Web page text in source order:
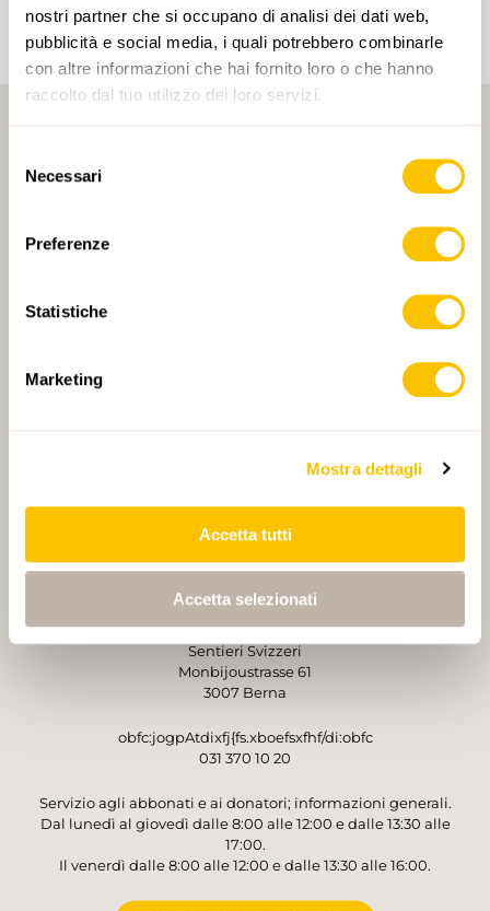
nostri partner che si occupano di analisi dei dati web,
pubblicità e social media, i quali potrebbero combinarle
con altre informazioni che hai fornito loro o che hanno
raccolto dal tuo utilizzo dei loro servizi.
delNecessari
Preferenze
Statistiche
Marketing
Mostra dettagli
Accetta tutti
Accetta selezionati
PARTNER PRINCIPALE E PARTNER DI TRASPORTO
Sentieri Svizzeri
Monbijoustrasse 61
3007 Berna
obfc:jogpAtdixfj{fs.xboefsxfhf/di:obfc
031 370 10 20
Servizio agli abbonati e ai donatori; informazioni generali.
Dal lunedì al giovedì dalle 8:00 alle 12:00 e dalle 13:30 alle
17:00.
Il venerdì dalle 8:00 alle 12:00 e dalle 13:30 alle 16:00.